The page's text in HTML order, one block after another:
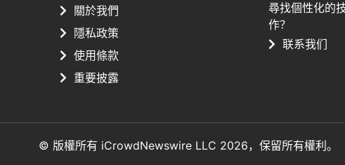
關於我們
隱私政策
使用條款
重要披露
尋找個性化的
作？
联系我们
© 版權所有 iCrowdNewswire LLC 2026，保留所有權利。